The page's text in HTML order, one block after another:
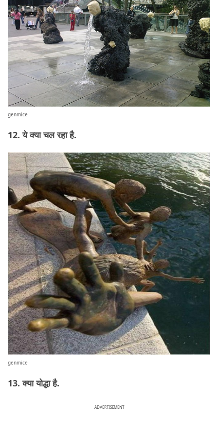
genmice
12. ये क्या चल रहा है.
genmice
13. क्या योद्धा है.
ADVERTISEMENT